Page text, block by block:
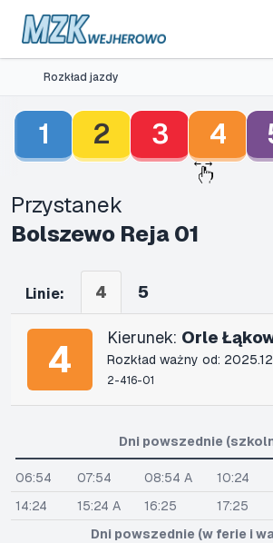
Rozkład jazdy
1 2 3 4
Przystanek
Bolszewo Reja 01
Linie: 4 5
4 Kierunek: Orle
Rozkład ważny od:
2-416-01
Dni powszednie
06:54 07:54 08:54 A 10:24
14:24
15:24 A 16:25 17:25
Dni powszednie (w ferie i